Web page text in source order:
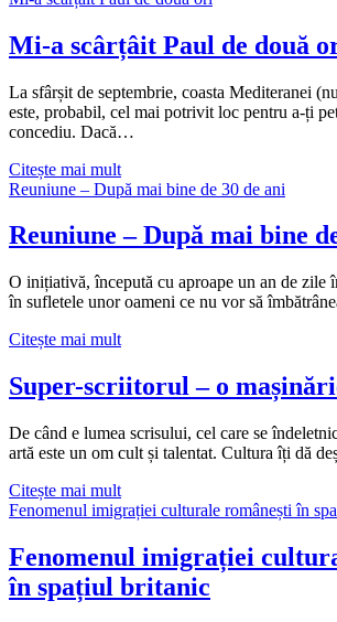
vânzare
de
direct
de
la
raftuldecarte
.ro
Mi-a scârțâit Paul de două
La sfârșit de septembrie, coasta Mediteranei
este, probabil, cel mai potrivit loc pentru a-ți
concediu. Dacă…
Citește mai multMi-
a
Paul
de
ori
Reuniune – După mai bine de 30 de ani
Reuniune – După mai bine
O inițiativă, începută cu aproape un an de zile
în sufletele unor oameni ce nu vor să
Citește mai multReuniune
După
mai
de
30
ani
Super-scriitorul – o
De când e lumea scrisului, cel care se
artă este un om cult și talentat. Cultura îți dă
Citește mai multSuper-
scriitorul
o
mașinărie
fără
Fenomenul imigrației culturale românești în
Fenomenul imigrației
în spațiul britanic